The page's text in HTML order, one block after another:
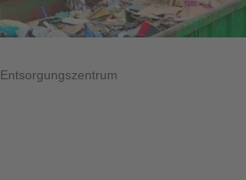
Entsorgungszentrum